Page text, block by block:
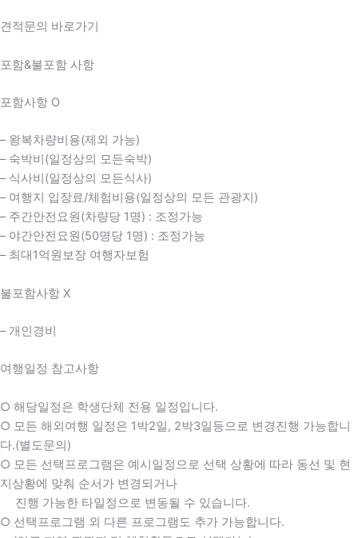
견적문의 바로가기
포함&불포함 사항
포함사항 O
– 왕복차량비용(제외 가능)
– 숙박비(일정상의 모든숙박)
– 식사비(일정상의 모든식사)
– 여행지 입장료/체험비용(일정상의 모든 관광지)
– 주간안전요원(차량당 1명) : 조정가능
– 야간안전요원(50명당 1명) : 조정가능
– 최대1억원보장 여행자보험
불포함사항 X
– 개인경비
여행일정 참고사항
○ 해당일정은 학생단체 전용 일정입니다.
○ 모든 해외여행 일정은 1박2일, 2박3일등으로 변경진행 가능합니
다.(별도문의)
○ 모든 선택프로그램은 예시일정으로 선택 상황에 따라 동선 및 현
지상황에 맞춰 순서가 변경되거나
진행 가능한 타일정으로 변동될 수 있습니다.
○ 선택프로그램 외 다른 프로그램도 추가 가능합니다.